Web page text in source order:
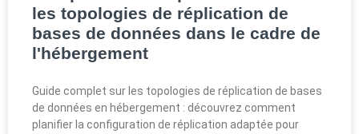
les topologies de réplication de
bases de données dans le cadre de
l'hébergement
Guide complet sur les topologies de réplication de bases
de données en hébergement : découvrez comment
planifier la configuration de réplication adaptée pour